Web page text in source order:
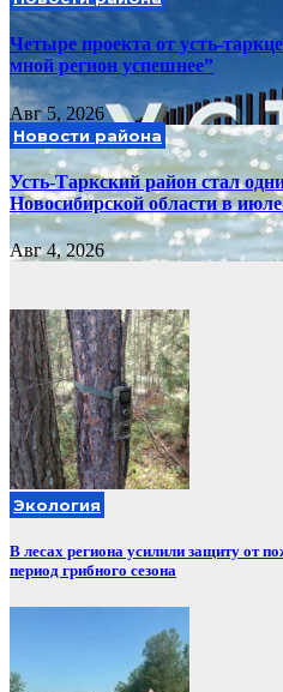
Четыре проекта от усть-
мной регион успешнее”
Авг 5, 2026
Новости района
Усть-Таркский район стал
Новосибирской области в
Авг 4, 2026
Экология
В лесах региона усилили защиту от
период грибного сезона